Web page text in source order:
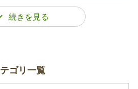
各出張所でも受け付けていま
必要となります。
ゴリ一覧